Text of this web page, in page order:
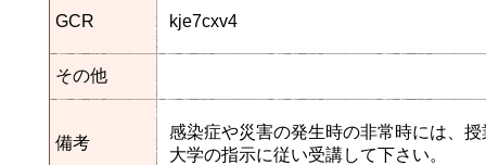
GCR kje7cxv4
その他
備考
感染症や災害の発生時の非常時には、
大学の指示に従い受講して下さい。